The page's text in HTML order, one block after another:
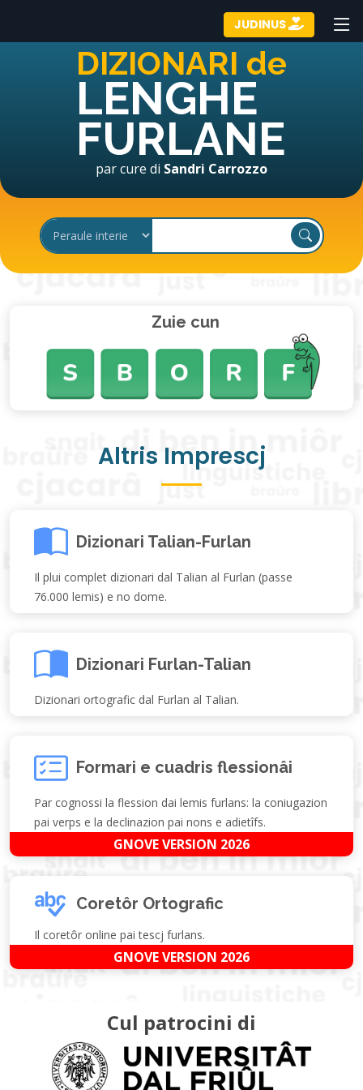
JUDINUS
DIZIONARI de
LENGHE
FURLANE
par cure di Sandri Carrozzo
Zuie cun
Altris Imprescj
Dizionari Talian-Furlan
Il plui complet dizionari dal Talian al Furlan (passe
76.000 lemis) e no dome.
Dizionari Furlan-Talian
Dizionari ortografic dal Furlan al Talian.
Formari e cuadris flessionâi
Par cognossi la flession dai lemis furlans: la coniugazion
pai verps e la declinazion pai nons e adietîfs.
GNOVE VERSION 2026
Coretôr Ortografic
Il coretôr online pai tescj furlans.
GNOVE VERSION 2026
Cul patrocini di